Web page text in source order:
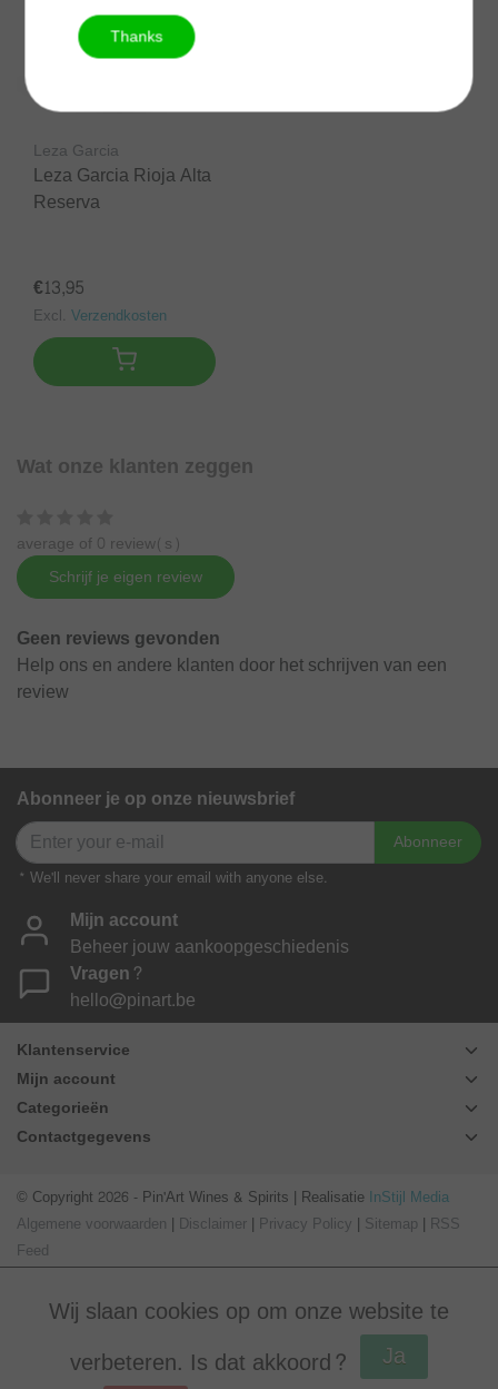
Leza Garcia
Leza Garcia Rioja Alta
Reserva
€13,95
Excl. Verzendkosten
Wat onze klanten zeggen
average of 0 review(s)
Schrijf je eigen review
Geen reviews gevonden
Help ons en andere klanten door het schrijven van een
review
Abonneer je op onze nieuwsbrief
Abonneer
* We'll never share your email with anyone else.
Mijn account
Beheer jouw aankoopgeschiedenis
Vragen?
hello@pinart.be
Klantenservice
Mijn account
Categorieën
Contactgegevens
© Copyright 2026 - Pin'Art Wines & Spirits | Realisatie InStijl Media
Algemene voorwaarden | Disclaimer | Privacy Policy | Sitemap | RSS
Feed
Thanks
Wij slaan cookies op om onze website te
verbeteren. Is dat akkoord?
Ja